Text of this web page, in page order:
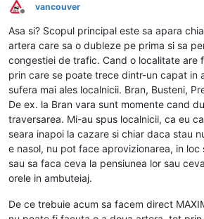
Deconectat
vancouver
Asa si? Scopul principal este sa apara
artera care sa o dubleze pe prima si sa
congestiei de trafic. Cand o localitate are
prin care se poate trece dintr-un capat in
sufera mai ales localnicii. Bran, Busteni,
De ex. la Bran vara sunt momente cand
traversarea. Mi-au spus localnicii, ca eu
seara inapoi la cazare si chiar daca stau
e nasol, nu pot face aprovizionarea, in loc
sau sa faca ceva la pensiunea lor sau
orele in ambuteiaj.
De ce trebuie acum sa facem direct